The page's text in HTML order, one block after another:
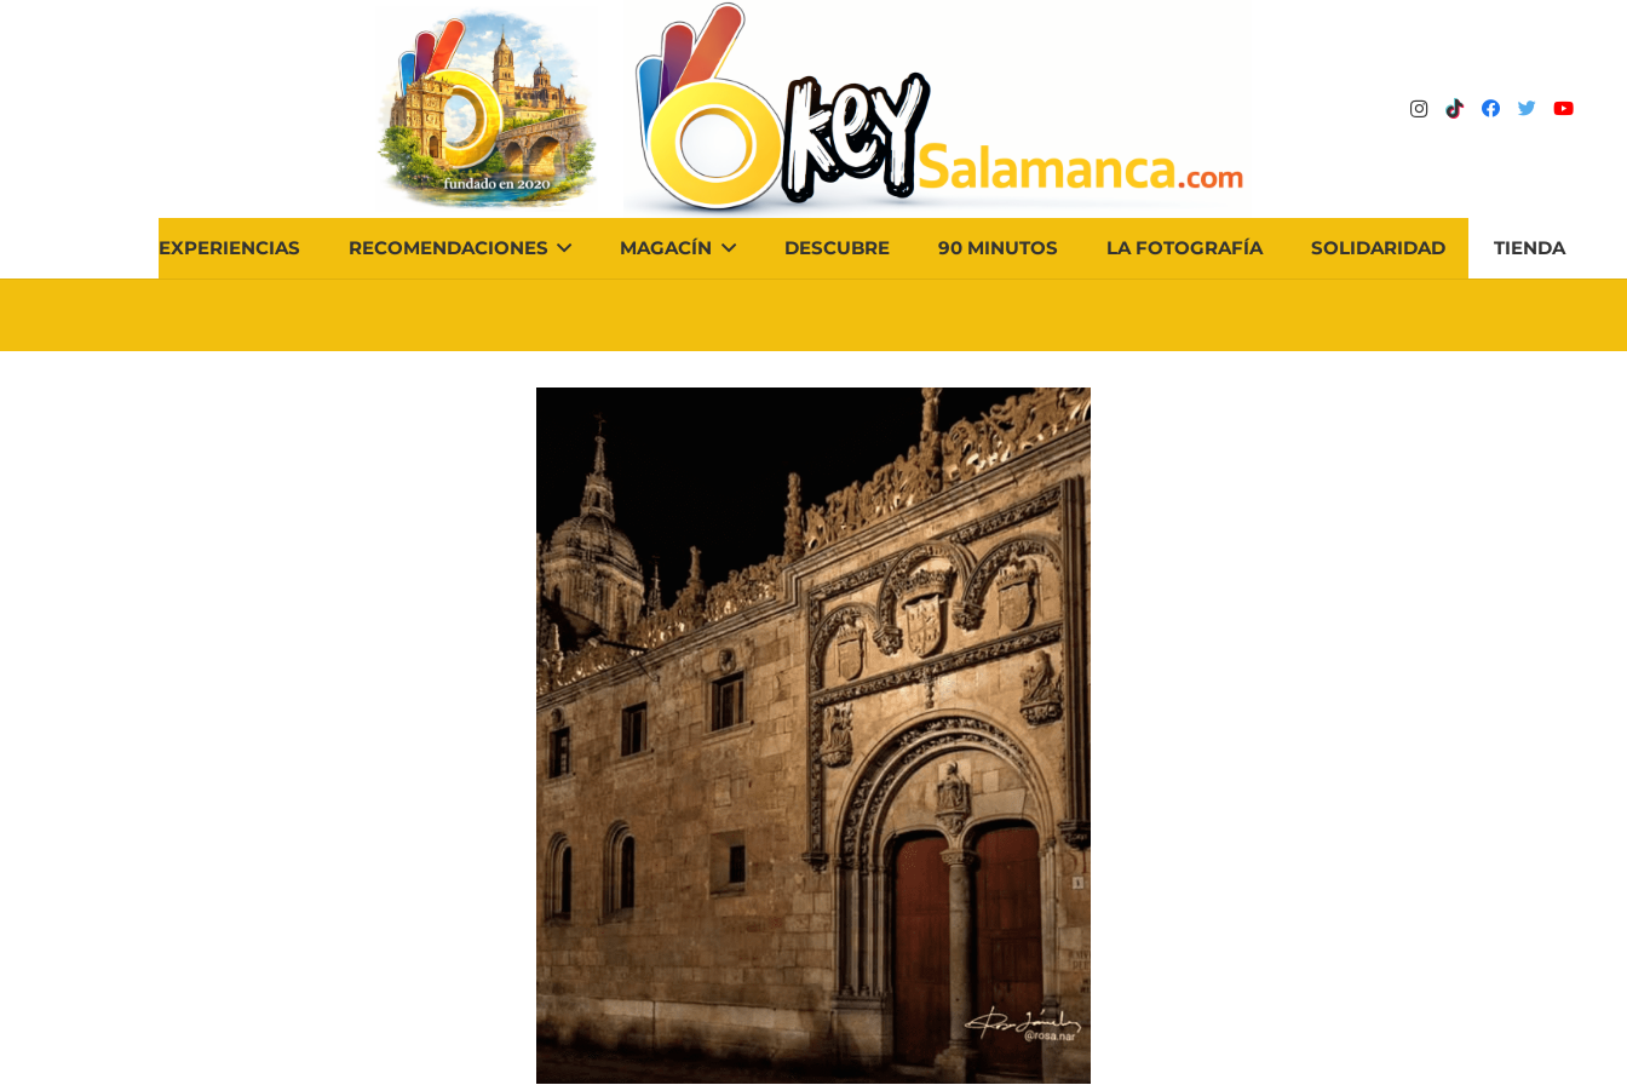
EXPERIENCIAS RECOMENDACIONES MAGACÍN DESCUBRE 90 MINUTOS LA FOTOGRAFÍA SOLIDARIDAD TIENDA